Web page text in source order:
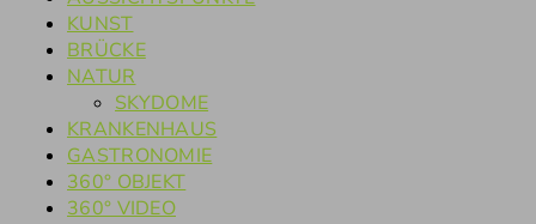
KUNST
BRÜCKE
NATUR
SKYDOME
KRANKENHAUS
GASTRONOMIE
360° OBJEKT
360° VIDEO